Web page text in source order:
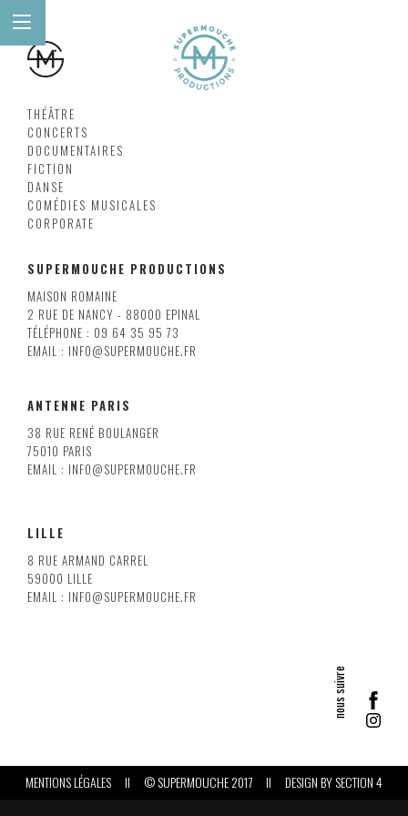
THÉÂTRE
CONCERTS
DOCUMENTAIRES
FICTION
DANSE
COMÉDIES MUSICALES
CORPORATE
SUPERMOUCHE PRODUCTIONS
MAISON ROMAINE
2 RUE DE NANCY - 88000 EPINAL
TÉLÉPHONE : 09 64 35 95 73
EMAIL : INFO@SUPERMOUCHE.FR
ANTENNE PARIS
38 RUE RENÉ BOULANGER
75010 PARIS
EMAIL : INFO@SUPERMOUCHE.FR
LILLE
8 RUE ARMAND CARREL
59000 LILLE
EMAIL : INFO@SUPERMOUCHE.FR
MENTIONS LÉGALES II © SUPERMOUCHE 2017 II DESIGN BYSECTION 4